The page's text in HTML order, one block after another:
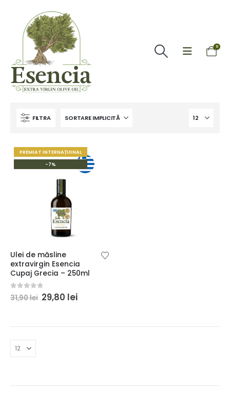
0
FILTRA
PREMIAT INTERNAȚIONAL
-7%
Ulei de măsline
extravirgin Esencia
Cupaj Grecia – 250ml
din 5
31,90lei Prețul
inițial
31,90 lei.
29,80 leiPrețul